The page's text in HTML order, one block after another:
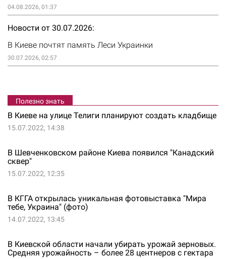
04.08.2026, 01:37
Новости от 30.07.2026
В Киеве почтят память Леси Украинки
30.07.2026, 02:57
Полезно знать
В Киеве на улице Телиги планируют создать кладбище
15.07.2022, 14:38
В Шевченковском районе Киева появился "Канадский
сквер"
15.07.2022, 12:35
В КГГА открылась уникальная фотовыставка "Мира
тебе, Украина" (фото)
14.07.2022, 13:45
В Киевской области начали убирать урожай зерновых.
Средняя урожайность – более 28 центнеров с гектара